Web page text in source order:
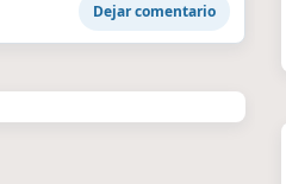
Dejar comentario